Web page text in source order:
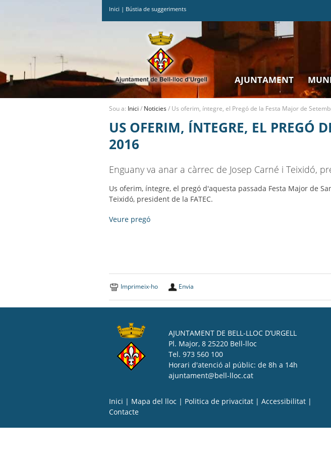
Inici | Bústia de suggeriments
AJUNTAMENT
Sou a: Inici / Noticies/ Us oferim, íntegre, el Pregó de la Festa Major de
US OFERIM, ÍNTEGRE, EL PREGÓ
2016
Enguany va anar a càrrec de Josep Carné i Teixidó,
Us oferim, íntegre, el pregó d'aquesta passada Festa Major de
Teixidó, president de la FATEC.
Veure pregó
Imprimeix-ho Envia
AJUNTAMENT DE BELL-LLOC D’URGELL
Pl. Major, 8 25220 Bell-lloc
Tel. 973 560 100
Horari d'atenció al públic: de 8h a 14h
ajuntament@bell-lloc.cat
Inici | Mapa del lloc | Politica de privacitat | Accessibilitat |
Contacte